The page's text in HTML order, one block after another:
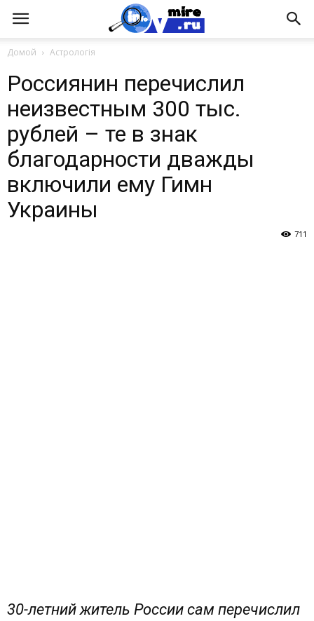
Домой Астрологія
Россиянин перечислил
неизвестным 300 тыс.
рублей – те в знак
благодарности дважды
включили ему Гимн
Украины
711
30-летний житель России сам перечислил